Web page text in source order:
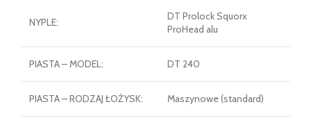
NYPLE:
DT Prolock Squorx
ProHead alu
PIASTA – MODEL: DT 240
PIASTA – RODZAJ ŁOŻYSK: Maszynowe (standard)